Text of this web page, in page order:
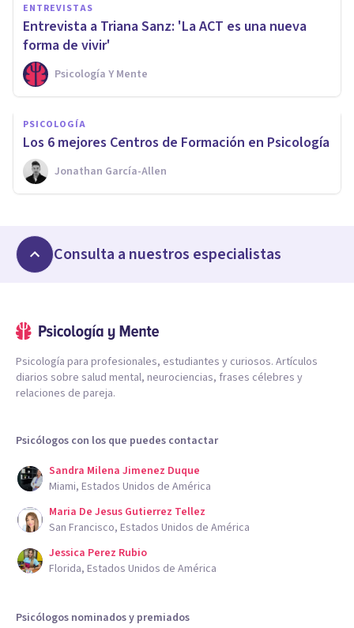
ENTREVISTAS
Entrevista a Triana Sanz: 'La ACT es una nueva
forma de vivir'
Psicología Y Mente
PSICOLOGÍA
Los 6 mejores Centros de Formación en Psicología
Jonathan García-Allen
Consulta a nuestros especialistas
Psicología para profesionales, estudiantes y curiosos. Artículos
diarios sobre salud mental, neurociencias, frases célebres y
relaciones de pareja.
Psicólogos con los que puedes contactar
Sandra Milena Jimenez Duque
Miami, Estados Unidos de América
Maria De Jesus Gutierrez Tellez
San Francisco, Estados Unidos de América
Jessica Perez Rubio
Florida, Estados Unidos de América
Psicólogos nominados y premiados